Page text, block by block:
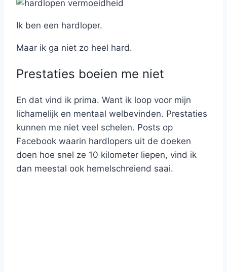
Ik ben een hardloper.
Maar ik ga niet zo heel hard.
Prestaties boeien me niet
En dat vind ik prima. Want ik loop voor mijn
lichamelijk en mentaal welbevinden. Prestaties
kunnen me niet veel schelen. Posts op
Facebook waarin hardlopers uit de doeken
doen hoe snel ze 10 kilometer liepen, vind ik
dan meestal ook hemelschreiend saai.